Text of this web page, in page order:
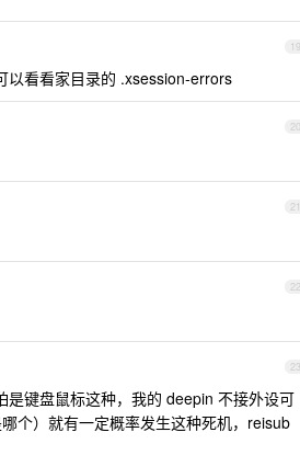
19
以看看家目录的 .xsession-errors
20
21
22
23
键盘鼠标这种，我的 deepin 不接外设可
个）就有一定概率发生这种死机，reisub